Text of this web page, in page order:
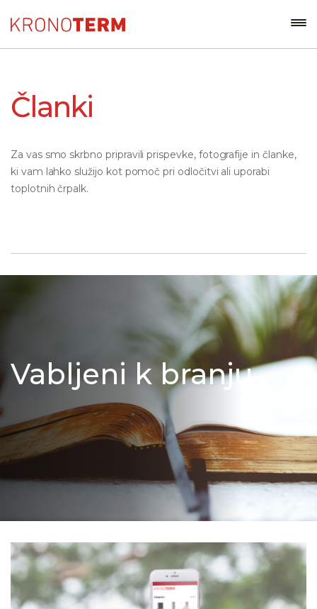
Članki
Za vas smo skrbno pripravili prispevke, fotografije in članke,
ki vam lahko služijo kot pomoč pri odločitvi ali uporabi
toplotnih črpalk.
Vabljeni k branju